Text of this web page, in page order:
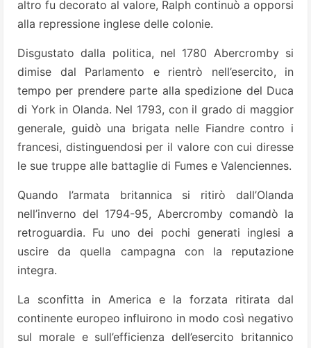
altro fu decorato al valore, Ralph continuò a opporsi
alla repressione inglese delle colonie.
Disgustato dalla politica, nel 1780 Abercromby si
dimise dal Parlamento e rientrò nell’esercito, in
tempo per prendere parte alla spedizione del Duca
di York in Olanda. Nel 1793, con il grado di maggior
generale, guidò una brigata nelle Fiandre contro i
francesi, distinguendosi per il valore con cui diresse
le sue truppe alle battaglie di Fumes e Valenciennes.
Quando l’armata britannica si ritirò dall’Olanda
nell’inverno del 1794-95, Abercromby comandò la
retroguardia. Fu uno dei pochi generati inglesi a
uscire da quella campagna con la reputazione
integra.
La sconfitta in America e la forzata ritirata dal
continente europeo influirono in modo così negativo
sul morale e sull’efficienza dell’esercito britannico